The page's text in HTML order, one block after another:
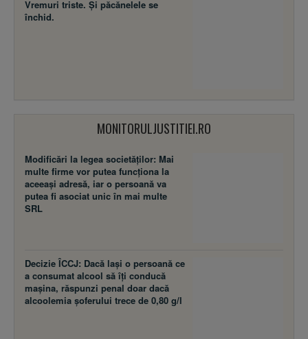
Vremuri triste. Şi păcănelele se
închid.
MONITORULJUSTITIEI.RO
Modificări la legea societăţilor: Mai
multe firme vor putea funcţiona la
aceeaşi adresă, iar o persoană va
putea fi asociat unic în mai multe
SRL
Decizie ÎCCJ: Dacă laşi o persoană ce
a consumat alcool să îţi conducă
maşina, răspunzi penal doar dacă
alcoolemia şoferului trece de 0,80 g/l